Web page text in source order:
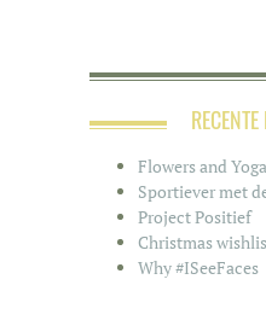
Flowers and Yoga
Sportiever met
Project Positief
Christmas
Why #ISeeFaces